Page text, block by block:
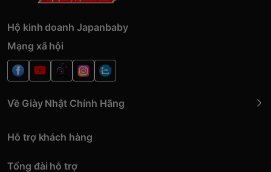
Hộ kinh doanh Japanbaby
Mạng xã hội
Về Giày Nhật Chính Hãng
Hỗ trợ khách hàng
Tổng đài hỗ trợ